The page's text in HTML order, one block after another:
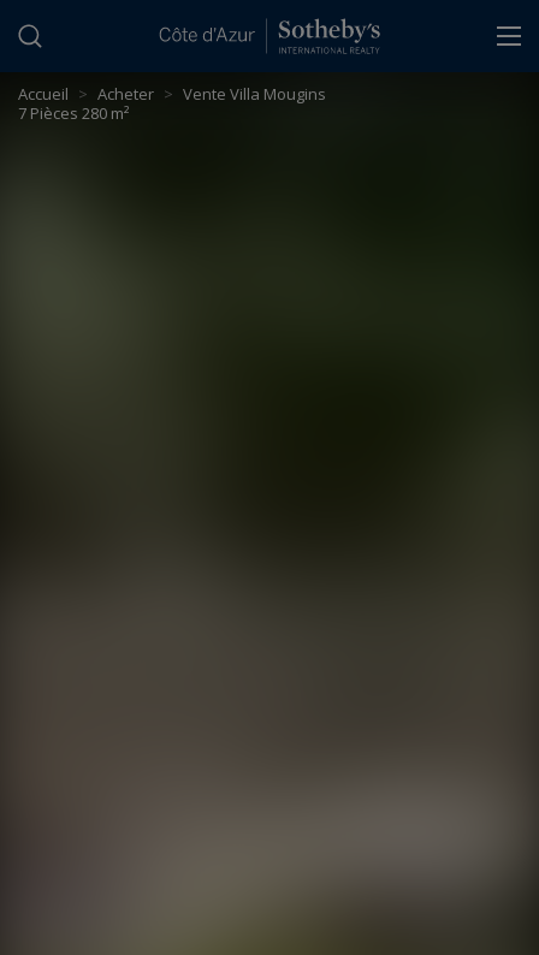
Accueil > Acheter > Vente Villa Mougins
7 Pièces 280 m²